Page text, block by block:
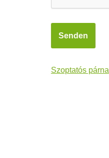
Szoptatós párna